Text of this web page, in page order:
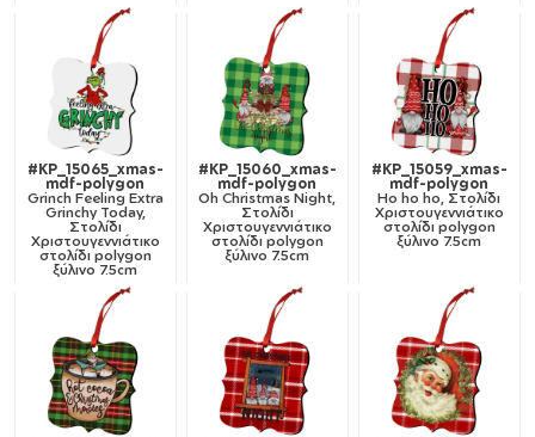
#KP_15065_xmas-
mdf-polygon
Grinch Feeling Extra
Grinchy Today,
Στολίδι
Χριστουγεννιάτικο
στολίδι polygon
ξύλινο 7.5cm
#KP_15060_xmas-
mdf-polygon
Oh Christmas Night,
Στολίδι
Χριστουγεννιάτικο
στολίδι polygon
ξύλινο 7.5cm
#KP_15059_xmas-
mdf-polygon
Ho ho ho, Στολίδι
Χριστουγεννιάτικο
στολίδι polygon
ξύλινο 7.5cm